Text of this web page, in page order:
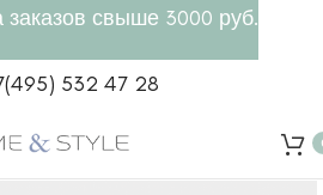
532 47 28
заказов свыше 3000 руб.